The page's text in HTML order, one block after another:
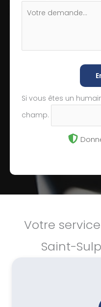
Si vous êtes un
champ.
Votre
Saint-